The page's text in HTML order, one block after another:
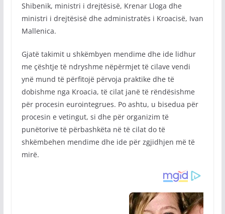
Shibenik, ministri i drejtësisë, Krenar Lloga dhe
ministri i drejtësisë dhe administratës i Kroacisë, Ivan
Mallenica.
Gjatë takimit u shkëmbyen mendime dhe ide lidhur
me çështje të ndryshme nëpërmjet të cilave vendi
ynë mund të përfitojë përvoja praktike dhe të
dobishme nga Kroacia, të cilat janë të rëndësishme
për procesin eurointegrues. Po ashtu, u bisedua për
procesin e vetingut, si dhe për organizim të
punëtorive të përbashkëta në të cilat do të
shkëmbehen mendime dhe ide për zgjidhjen më të
mirë.